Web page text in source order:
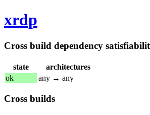
xrdp
Cross build dependency
state
architectures
ok
any → any
Cross builds